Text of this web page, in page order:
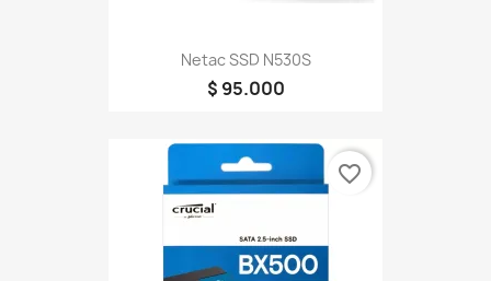
Netac SSD N530S
$ 95.000
favorite_border